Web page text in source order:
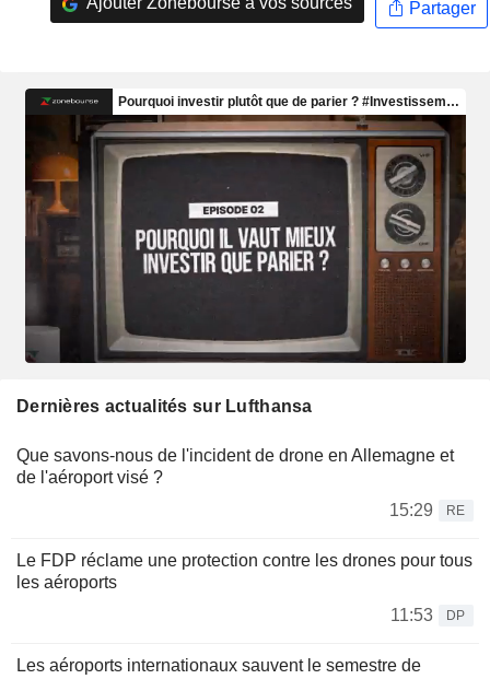
Partager
Dernières actualités sur Lufthansa
Que savons-nous de l'incident de drone en Allemagne et
de l'aéroport visé ?
15:29
RE
Le FDP réclame une protection contre les drones pour tous
les aéroports
11:53
DP
Les aéroports internationaux sauvent le semestre de